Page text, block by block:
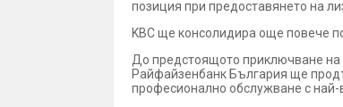
позиция при предоставянето на
KBC ще консолидира още повече
До предстоящото приключване на
Райфайзенбанк България ще
професионално обслужване с най-